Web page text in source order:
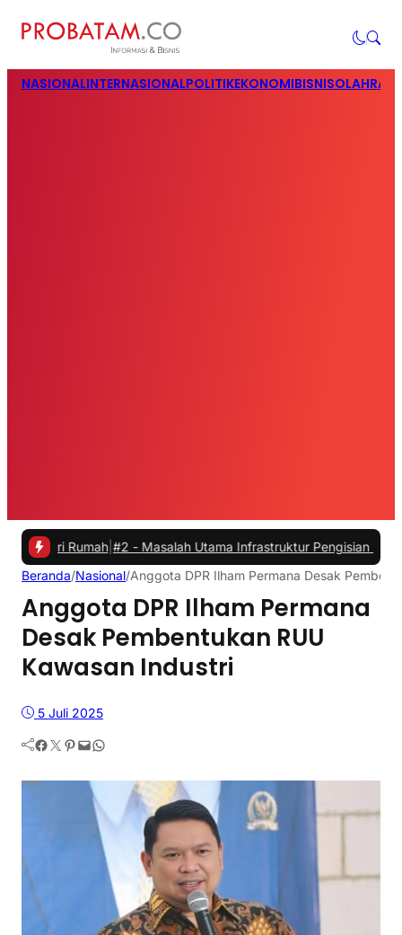
NASIONALINTERNASIONALPOLITIKEKONOMIBISNIS
| #2 -Masalah Utama Infrastruktur Pengisian Daya untuk
Beranda/Nasional/Anggota DPR Ilham Permana Desak
Anggota DPR Ilham Permana
Desak Pembentukan RUU
Kawasan Industri
5 Juli 2025
Facebook Twitter Pinterest Mail WhatsApp